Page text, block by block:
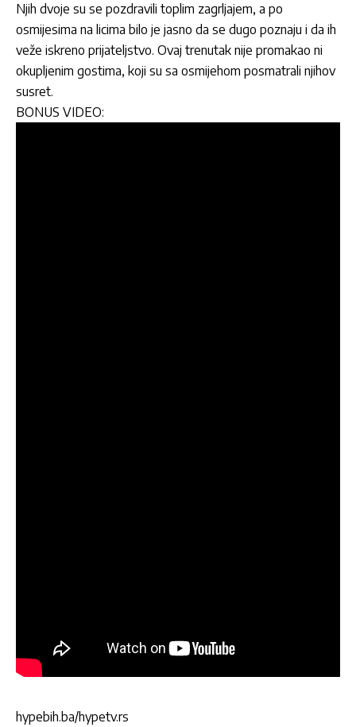
Njih dvoje su se pozdravili toplim zagrljajem, a po
osmijesima na licima bilo je jasno da se dugo poznaju i da ih
veže iskreno prijateljstvo. Ovaj trenutak nije promakao ni
okupljenim gostima, koji su sa osmijehom posmatrali njihov
susret.
BONUS VIDEO:
hypebih.ba/hypetv.rs